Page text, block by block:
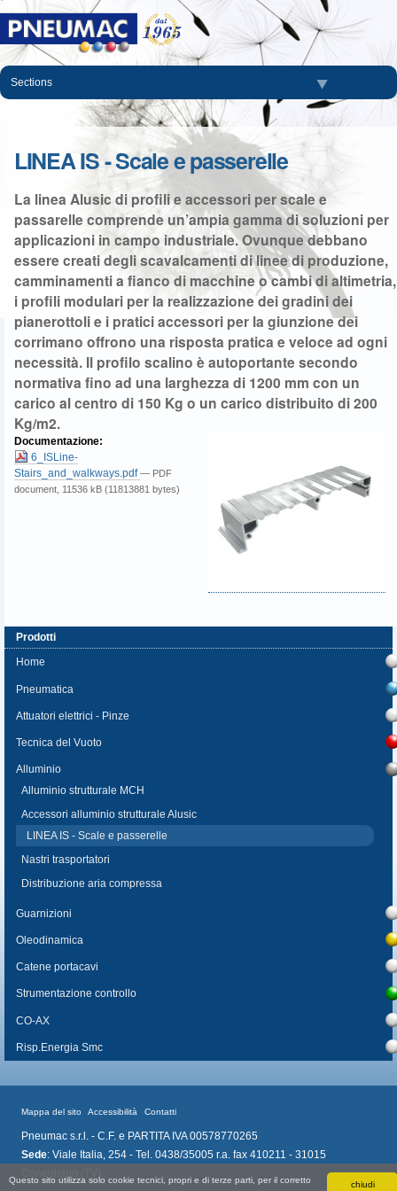
chiudi
Questo sito utilizza solo cookie tecnici, propri e di terze parti, per il corretto
contenuti.
Salta
alla
navigazione
Sections
LINEA IS - Scale e passerelle
La linea Alusic di profili e accessori per scale e
passarelle comprende un’ampia gamma di soluzioni per
applicazioni in campo industriale. Ovunque debbano
essere creati degli scavalcamenti di linee di produzione,
camminamenti a fianco di macchine o cambi di altimetria,
i profili modulari per la realizzazione dei gradini dei
pianerottoli e i pratici accessori per la giunzione dei
corrimano offrono una risposta pratica e veloce ad ogni
necessità. Il profilo scalino è autoportante secondo
normativa fino ad una larghezza di 1200 mm con un
carico al centro di 150 Kg o un carico distribuito di 200
Kg/m2.
Documentazione:
6_ISLine-
Stairs_and_walkways.pdf— PDF
document, 11536 kB (11813881 bytes)
Prodotti
Home
Pneumatica
Attuatori elettrici - Pinze
Tecnica del Vuoto
Alluminio
Alluminio strutturale MCH
Accessori alluminio strutturale Alusic
LINEA IS - Scale e passerelle
Nastri trasportatori
Distribuzione aria compressa
Guarnizioni
Oleodinamica
Catene portacavi
Strumentazione controllo
CO-AX
Risp.Energia Smc
Mappa del sito Accessibilità Contatti
Pneumac s.r.l. - C.F. e PARTITA IVA 00578770265
Sede: Viale Italia, 254 - Tel. 0438/35005 r.a. fax 410211 - 31015